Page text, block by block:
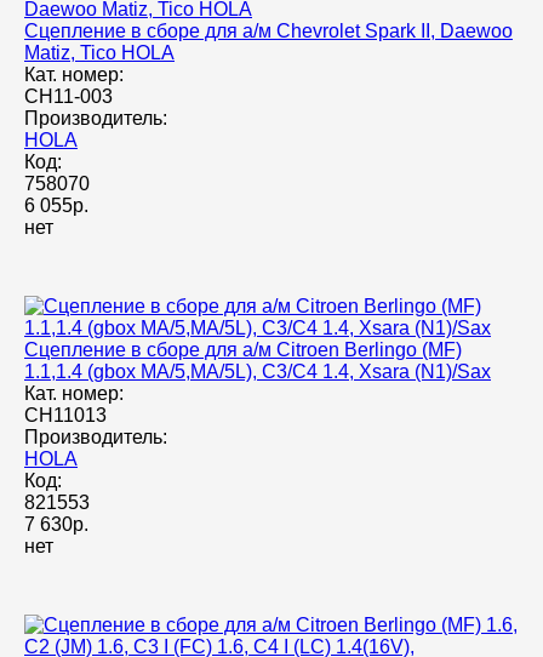
Сцепление в сборе для а/м Chevrolet Spark II, Daewoo
Matiz, Tico HOLA
Кат. номер:
CH11-003
Производитель:
HOLA
Код:
758070
6 055р.
нет
Сцепление в сборе для а/м Citroen Berlingo (MF)
1.1,1.4 (gbox MA/5,MA/5L), C3/C4 1.4, Xsara (N1)/Sax
Кат. номер:
CH11013
Производитель:
HOLA
Код:
821553
7 630р.
нет